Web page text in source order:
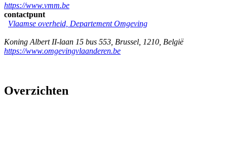
https://www.vmm.be
contactpunt
Vlaamse overheid, Departement Omgeving
Koning Albert II-laan 15 bus 553 Brussel 1210 België
https://www.omgevingvlaanderen.be
Overzichten